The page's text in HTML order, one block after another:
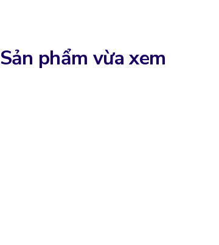
Sản phẩm vừa xem